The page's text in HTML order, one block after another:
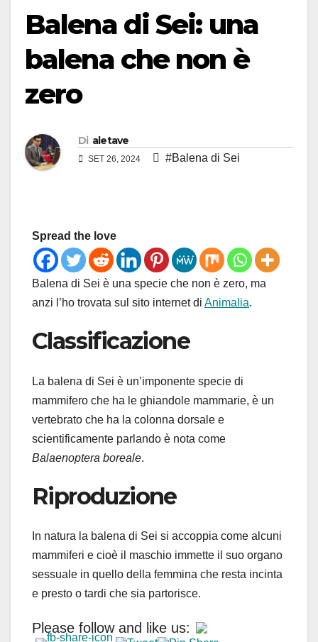
Balena di Sei: una
balena che non è
zero
Di aletave
SET 26, 2024 #Balena di Sei
Spread the love
Balena di Sei è una specie che non è zero, ma
anzi l’ho trovata sul sito internet di Animalia.
Classificazione
La balena di Sei è un’imponente specie di
mammifero che ha le ghiandole mammarie, è un
vertebrato che ha la colonna dorsale e
scientificamente parlando è nota come
Balaenoptera boreale.
Riproduzione
In natura la balena di Sei si accoppia come alcuni
mammiferi e cioè il maschio immette il suo organo
sessuale in quello della femmina che resta incinta
e presto o tardi che sia partorisce.
Please follow and like us: